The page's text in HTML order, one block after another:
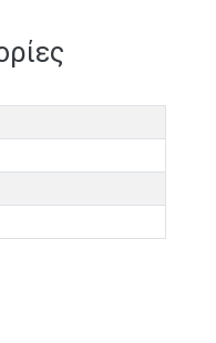
μια αποστολή για
εχθρικό έδαφος και
πλήρως.